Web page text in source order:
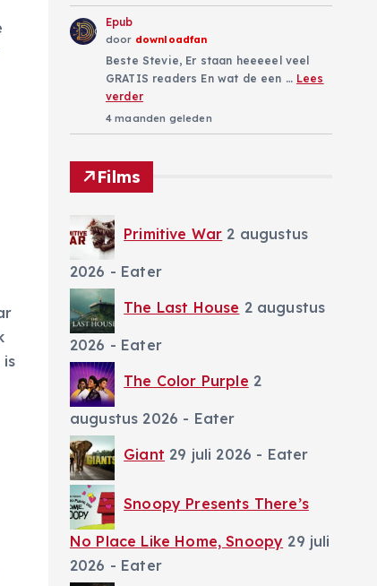
Epub
door downloadfan
Beste Stevie, Er staan heeeeel veel
GRATIS readers En wat de een … Lees
verder
4 maanden geleden
Films
Primitive War 2 augustus
2026 - Eater
The Last House 2 augustus
2026 - Eater
The Color Purple 2
augustus 2026 - Eater
Giant 29 juli 2026 - Eater
Snoopy Presents There’s
No Place Like Home, Snoopy 29 juli
2026 - Eater